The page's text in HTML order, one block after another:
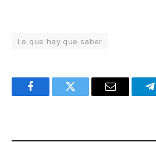
Lo que hay que saber
FacebookTwitter Email